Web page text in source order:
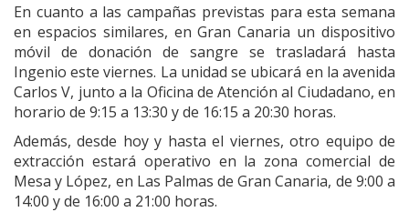
En cuanto a las campañas previstas para esta semana
en espacios similares, en Gran Canaria un dispositivo
móvil de donación de sangre se trasladará hasta
Ingenio este viernes. La unidad se ubicará en la avenida
Carlos V, junto a la Oficina de Atención al Ciudadano, en
horario de 9:15 a 13:30 y de 16:15 a 20:30 horas.
Además, desde hoy y hasta el viernes, otro equipo de
extracción estará operativo en la zona comercial de
Mesa y López, en Las Palmas de Gran Canaria, de 9:00 a
14:00 y de 16:00 a 21:00 horas.